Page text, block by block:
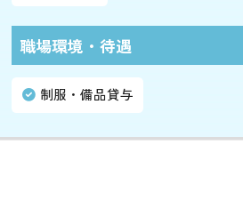
職場環境・待遇
制服・備品貸与